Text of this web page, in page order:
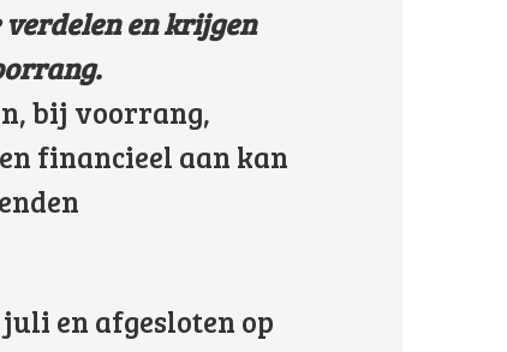
verdelen en krijgen
bij voorrang,
financieel aan kan
en afgesloten op